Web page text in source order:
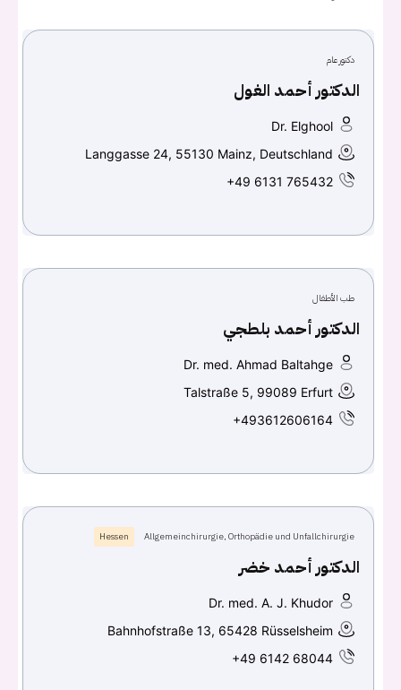
Don't have an account?
Facebook
دكتور عام
الدكتور أحمد الغول
Dr. Elghool
Langgasse 24, 55130 Mainz, Deutschland
+49 6131 765432
طب الأطفال
الدكتور أحمد بلطجي
Dr. med. Ahmad Baltahge
Talstraße 5, 99089 Erfurt
+493612606164
Allgemeinchirurgie, Orthopädie und Unfallchirurgie
Hessen
الدكتور أحمد خضر
Dr. med. A. J. Khudor
Bahnhofstraße 13, 65428 Rüsselsheim
+49 6142 68044